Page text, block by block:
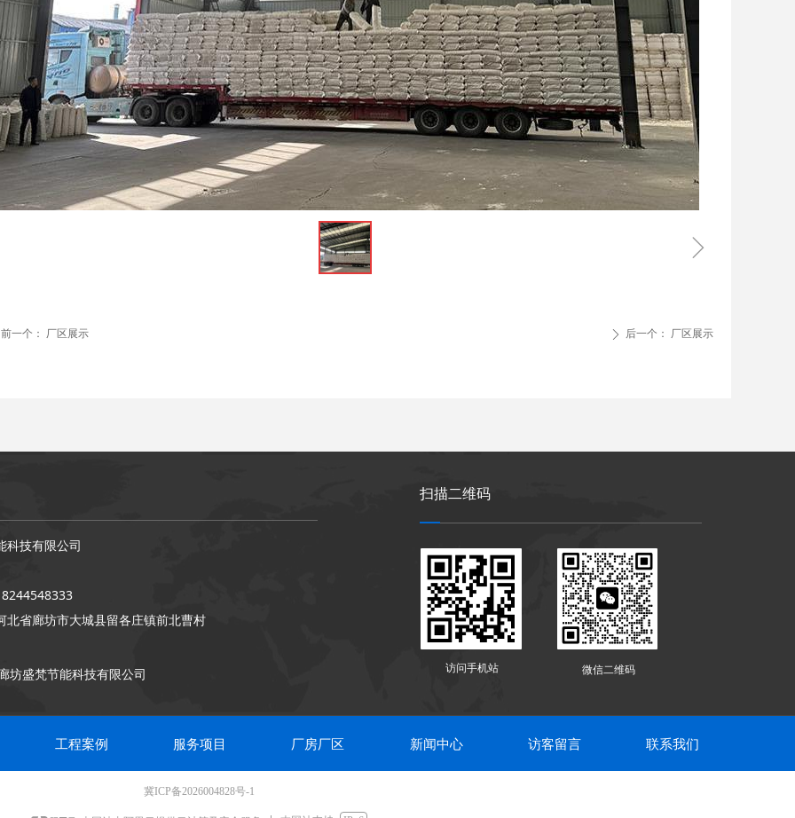
ꁇ
前一个： 厂区展示 ꄲ 后一个： 厂区展示
科技有限公司
北省廊坊市大城县留各庄镇前北曹村
扫描二维码
访问手机站 微信二维码
坊盛梵节能科技有限公司
工程案例 服务项目 厂房厂区 新闻中心 访客留言 联系我们
冀ICP备2026004828号-1